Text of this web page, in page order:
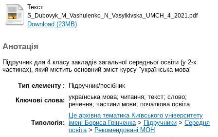
Текст
S_Dubovyk_M_Vashulenko_N_Vasylkivska_UMCH_4_2021.pdf
Download (23MB)
Анотація
Підручник для 4 класу закладів загальної середньої освіти (у 2-х
частинах), який містить основний зміст курсу "українська мова"
Тип елементу :
Підручник/посібник
Ключові слова: українська мова; читання; текст; слово;
речення; частини мови; початкова освіта
Типологія:
Це архівна тематика Київського університету
імені Бориса Грінченка> Підручники > Середня
освіта> Рекомендовані МОН